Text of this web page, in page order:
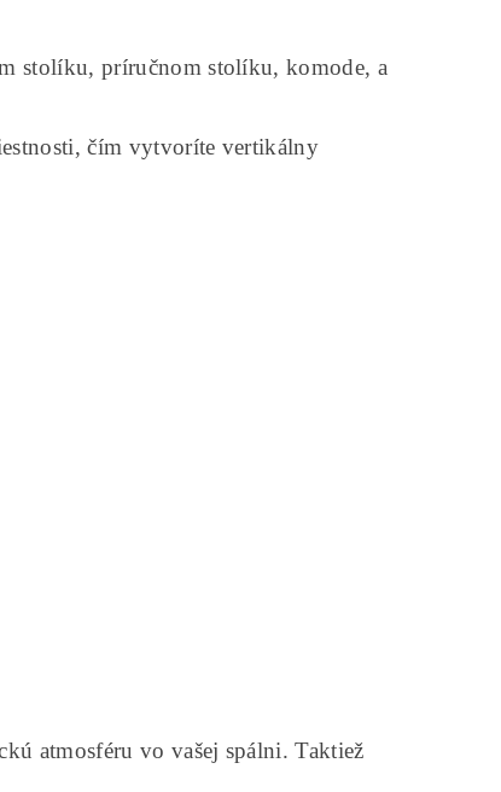
stolíku, príručnom stolíku, komode, a
čím vytvoríte vertikálny
atmosféru vo vašej spálni. Taktiež